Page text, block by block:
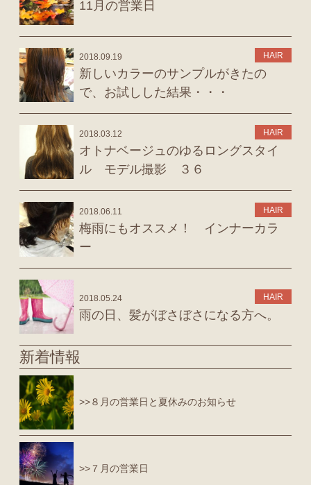
11月の営業日
2018.09.19 HAIR
新しいカラーのサンプルがきたの
で、お試しした結果・・・
2018.03.12 HAIR
オトナベージュのゆるロングスタイ
ル モデル撮影 ３６
2018.06.11 HAIR
梅雨にもオススメ！ インナーカラ
ー
2018.05.24 HAIR
雨の日、髪がぼさぼさになる方へ。
新着情報
>>８月の営業日と夏休みのお知らせ
>>７月の営業日